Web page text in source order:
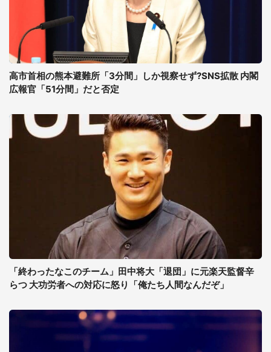
高市首相の熊本避難所「3分間」しか視察せず?SNS拡散 内閣
広報官「51分間」だと否定
「終わったなこのチーム」田中将大「退団」に元楽天監督辛
らつ 大功労者への対応に怒り「俺たち人間なんだぞ」